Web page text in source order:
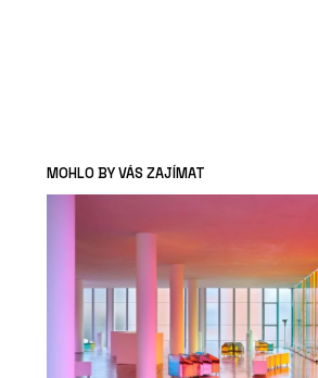
MOHLO BY VÁS ZAJÍMAT